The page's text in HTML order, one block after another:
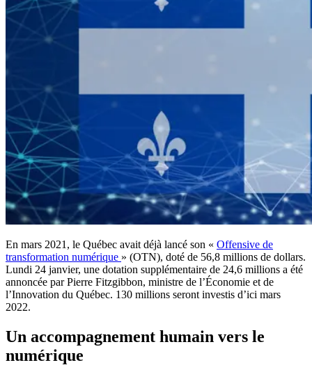
En mars 2021, le Québec avait déjà lancé son « Offensive de
transformation numérique » (OTN), doté de 56,8 millions de dollars.
Lundi 24 janvier, une dotation supplémentaire de 24,6 millions a été
annoncée par Pierre Fitzgibbon, ministre de l’Économie et de
l’Innovation du Québec. 130 millions seront investis d’ici mars
2022.
Un accompagnement humain vers le
numérique